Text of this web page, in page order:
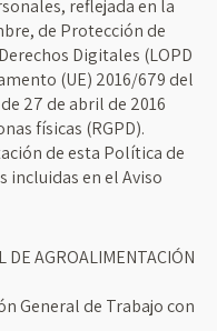
reflejada en la
de Protección de
Digitales (LOPD
(UE) 2016/679 del
27 de abril de 2016
físicas (RGPD).
de esta Política de
incluidas en el Aviso
AGROALIMENTACIÓN
General de Trabajo con